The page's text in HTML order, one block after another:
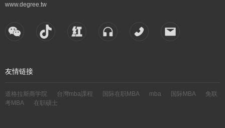
www.degree.tw
友情链接
道格拉斯商学院 台灣mba課程 国际在职MBA mba 国际MBA
免联
考MBA
在职硕士